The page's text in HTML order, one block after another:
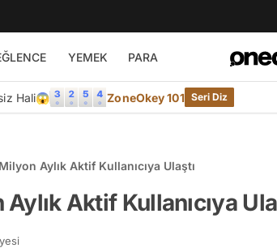
YEMEK PARA
Hali😱 ZoneOkey 101 Seri Diz
Aylık Aktif Kullanıcıya Ulaştı
Aktif Kullanıcıya